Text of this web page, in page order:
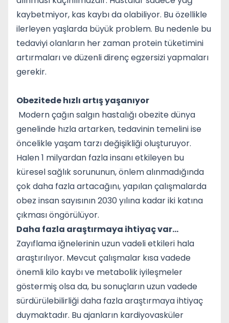
kaybetmiyor, kas kaybı da olabiliyor. Bu özellikle
ilerleyen yaşlarda büyük problem. Bu nedenle bu
tedaviyi olanların her zaman protein tüketimini
artırmaları ve düzenli direnç egzersizi yapmaları
gerekir.
Obezitede hızlı artış yaşanıyor
Modern çağın salgın hastalığı obezite dünya
genelinde hızla artarken, tedavinin temelini ise
öncelikle yaşam tarzı değişikliği oluşturuyor.
Halen 1 milyardan fazla insanı etkileyen bu
küresel sağlık sorununun, önlem alınmadığında
çok daha fazla artacağını, yapılan çalışmalarda
obez insan sayısının 2030 yılına kadar iki katına
çıkması öngörülüyor.
Daha fazla araştırmaya ihtiyaç var...
Zayıflama iğnelerinin uzun vadeli etkileri hala
araştırılıyor. Mevcut çalışmalar kısa vadede
önemli kilo kaybı ve metabolik iyileşmeler
göstermiş olsa da, bu sonuçların uzun vadede
sürdürülebilirliği daha fazla araştırmaya ihtiyaç
duymaktadır. Bu ajanların kardiyovasküler